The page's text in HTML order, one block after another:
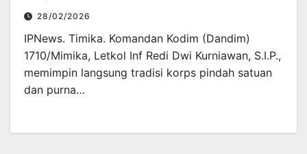
28/02/2026
IPNews. Timika. Komandan Kodim (Dandim)
1710/Mimika, Letkol Inf Redi Dwi Kurniawan, S.I.P.,
memimpin langsung tradisi korps pindah satuan
dan purna…